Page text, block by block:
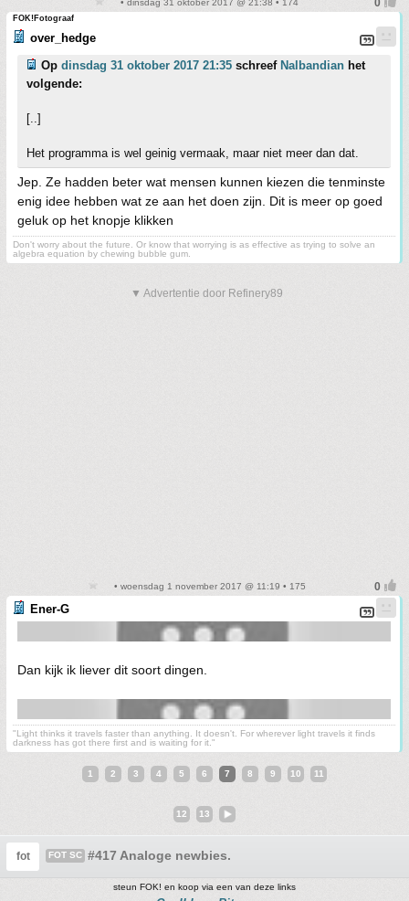
• dinsdag 31 oktober 2017 @ 21:38 • 174
FOK!Fotograaf
over_hedge
Op dinsdag 31 oktober 2017 21:35 schreef Nalbandian het
volgende:
[..]
Het programma is wel geinig vermaak, maar niet meer dan dat.
Jep. Ze hadden beter wat mensen kunnen kiezen die tenminste
enig idee hebben wat ze aan het doen zijn. Dit is meer op goed
geluk op het knopje klikken
Don't worry about the future. Or know that worrying is as effective as trying to solve an
algebra equation by chewing bubble gum.
▼ Advertentie door Refinery89
• woensdag 1 november 2017 @ 11:19 • 175
Ener-G
Dan kijk ik liever dit soort dingen.
"Light thinks it travels faster than anything. It doesn't. For wherever light travels it finds
darkness has got there first and is waiting for it."
1 2 3 4 5 6 7 8 9 10 11
12 13
fot FOT SC #417 Analoge newbies.
steun FOK! en koop via een van deze links